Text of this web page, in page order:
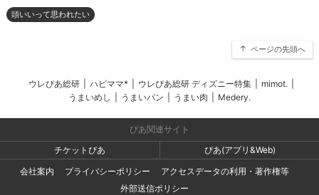
頭いいって思われたい
ページの先頭へ
ウレぴあ総研 ハピママ* ウレぴあ総研 ディズニー特集 mimot.
うまいめし
うまいパン うまい肉 Medery.
ぴあ関連サイト
チケットぴあ
ぴあ(アプリ&Web)
会社案内
プライバシーポリシー
アクセスデータの利用・著作権等
外部送信ポリシー